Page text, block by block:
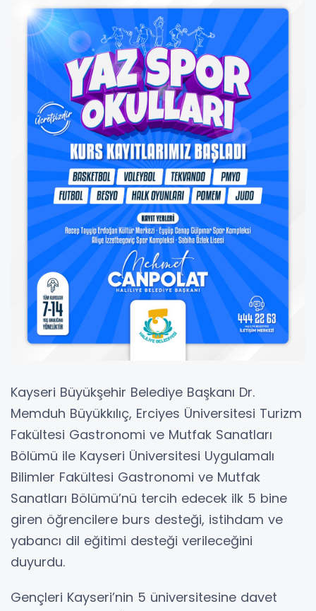
Kayseri Büyükşehir Belediye Başkanı Dr.
Memduh Büyükkılıç, Erciyes Üniversitesi Turizm
Fakültesi Gastronomi ve Mutfak Sanatları
Bölümü ile Kayseri Üniversitesi Uygulamalı
Bilimler Fakültesi Gastronomi ve Mutfak
Sanatları Bölümü’nü tercih edecek ilk 5 bine
giren öğrencilere burs desteği, istihdam ve
yabancı dil eğitimi desteği verileceğini
duyurdu.
Gençleri Kayseri’nin 5 üniversitesine davet